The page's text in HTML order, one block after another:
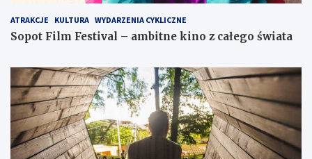
ATRAKCJE KULTURA WYDARZENIA CYKLICZNE
Sopot Film Festival – ambitne kino z całego świata